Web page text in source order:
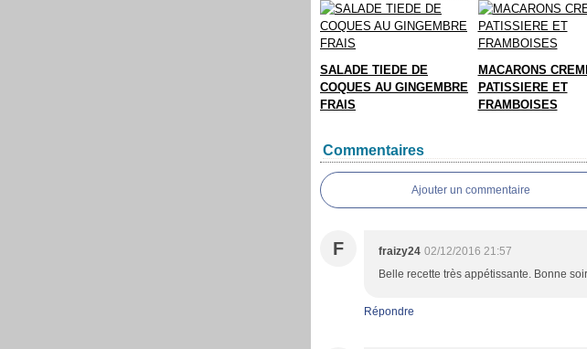
SALADE TIEDE DE
COQUES AU GINGEMBRE
FRAIS
MACARONS
PATISSIERE ET
FRAMBOISES
Commentaires
Ajouter un commentaire
F fraizy24 02/12/2016 21:57
Belle recette très appétissante. Bonne
Répondre